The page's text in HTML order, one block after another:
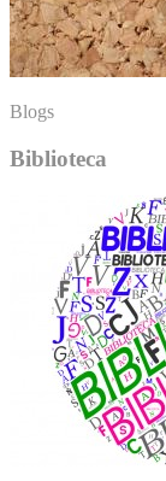
Blogs
Biblioteca